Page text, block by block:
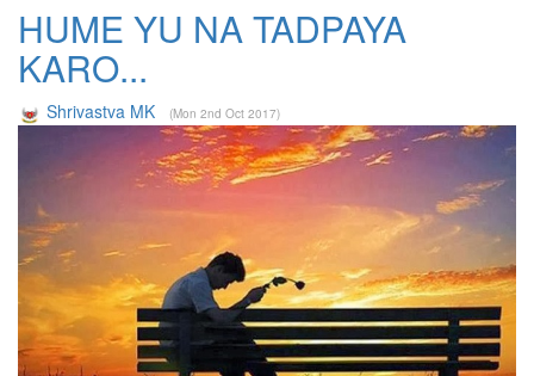
HUME YU NA TADPAYA
KARO...
Shrivastva MK (Mon 2nd Oct 2017)